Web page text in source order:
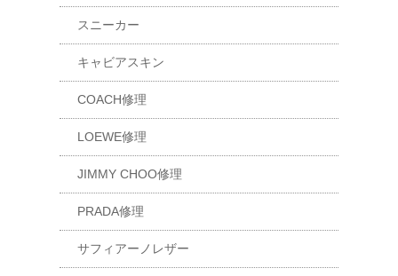
スニーカー
キャビアスキン
COACH修理
LOEWE修理
JIMMY CHOO修理
PRADA修理
サフィアーノレザー